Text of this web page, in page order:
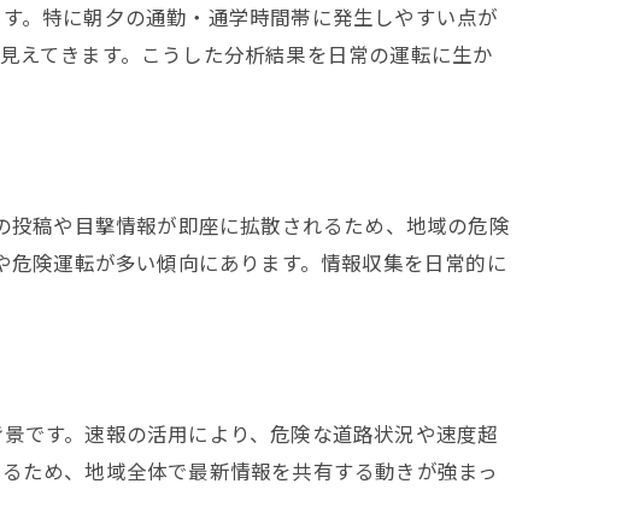
動の現状
故対策
。特に朝夕の通勤・通学時間帯に発生しやすい点が
えてきます。こうした分析結果を日常の運転に生か
稿や目撃情報が即座に拡散されるため、地域の危険
険運転が多い傾向にあります。情報収集を日常的に
です。速報の活用により、危険な道路状況や速度超
ため、地域全体で最新情報を共有する動きが強まっ